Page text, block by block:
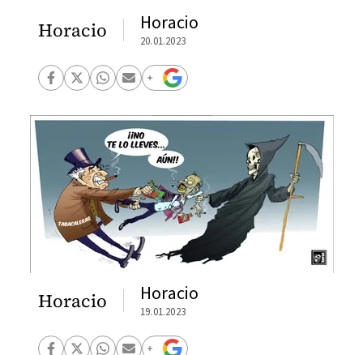
Horacio Horacio
20.01.2023
Horacio Horacio
19.01.2023